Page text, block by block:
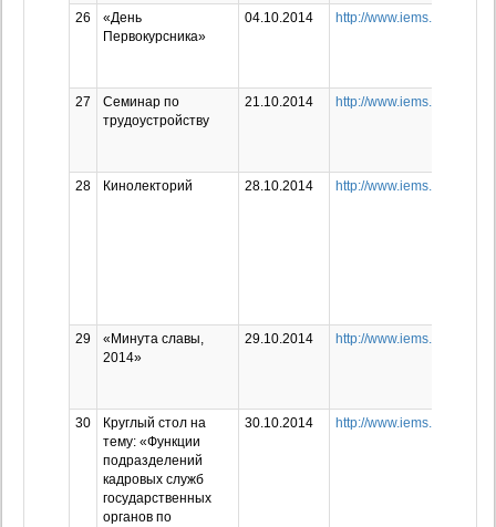
26
«День
Первокурсника»
04.10.2014 http://www.iems.ru/news/
27
Семинар по
трудоустройству
21.10.2014 http://www.iems.ru/news/
28 Кинолекторий 28.10.2014 http://www.iems.ru/news/
29
«Минута славы,
2014»
29.10.2014 http://www.iems.ru/news/
30
Круглый стол на
тему: «Функции
подразделений
кадровых служб
государственных
органов по
30.10.2014 http://www.iems.ru/news/